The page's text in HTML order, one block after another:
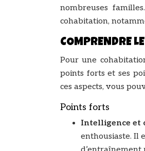
nombreuses
cohabitation,
COMPRENDRE
Pour une
points forts et ses
ces aspects, vous
Points forts
Intelligence et
enthousiaste. Il